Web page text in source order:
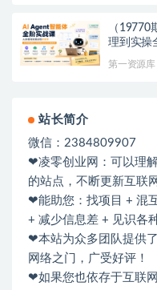
（19770
理到实操
第一资源库
站长简介
微信：2384809907
❤凌零创业网：可以理
的站点，不断更新互联
❤能助您：找项目 + 混
+ 减少信息差 + 见识各
❤本站为众多团队提供
网络之门，广受好评！
❤如果您也依存于互联